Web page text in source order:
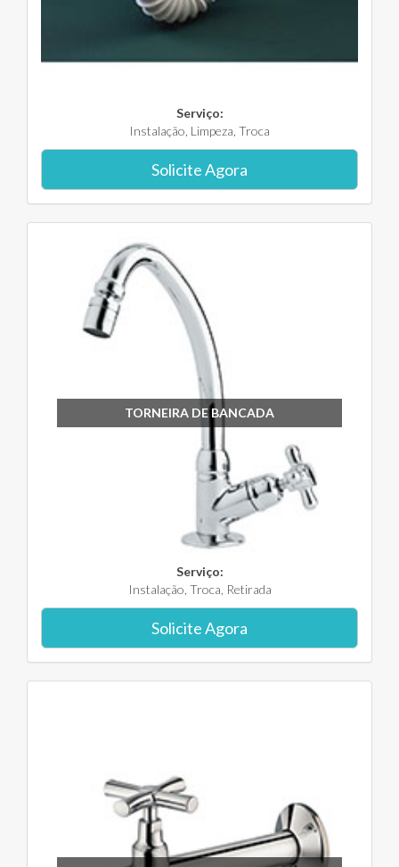
Serviço:
Instalação, Limpeza, Troca
Solicite Agora
TORNEIRA DE BANCADA
Serviço:
Instalação, Troca, Retirada
Solicite Agora